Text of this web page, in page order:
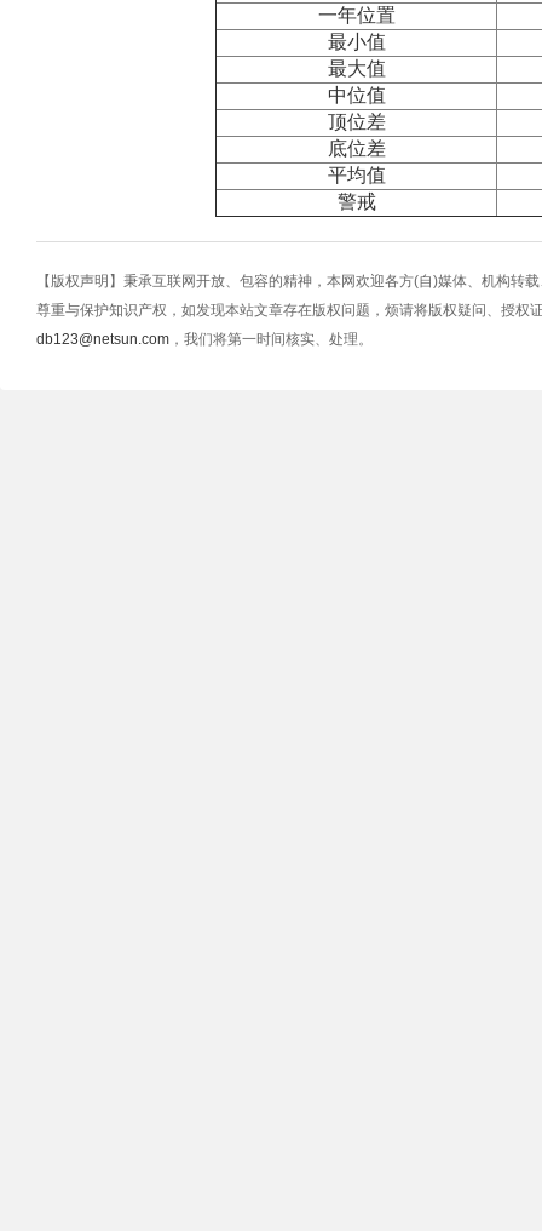
一年位置
最小值
最大值
中位值
顶位差
底位差
平均值
警戒
【版权声明】秉承互联网开放、包容的精神，本网欢迎各方(自)媒体、机构转
尊重与保护知识产权，如发现本站文章存在版权问题，烦请将版权疑问、授权
db123@netsun.com ，我们将第一时间核实、处理。